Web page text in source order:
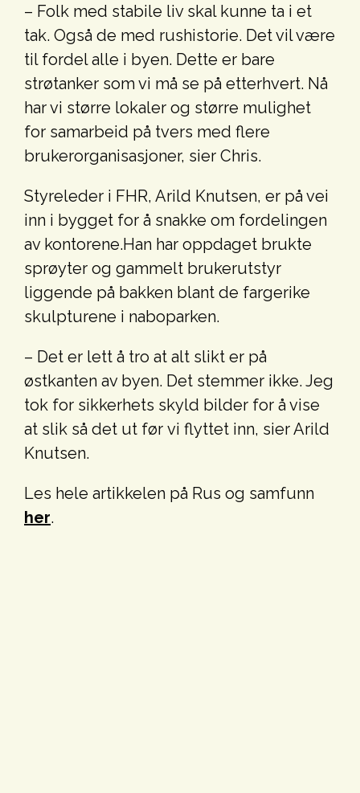
– Folk med stabile liv skal kunne ta i et
tak. Også de med rushistorie. Det vil være
til fordel alle i byen. Dette er bare
strøtanker som vi må se på etterhvert. Nå
har vi større lokaler og større mulighet
for samarbeid på tvers med flere
brukerorganisasjoner, sier Chris.
Styreleder i FHR, Arild Knutsen, er på vei
inn i bygget for å snakke om fordelingen
av kontorene.Han har oppdaget brukte
sprøyter og gammelt brukerutstyr
liggende på bakken blant de fargerike
skulpturene i naboparken.
– Det er lett å tro at alt slikt er på
østkanten av byen. Det stemmer ikke. Jeg
tok for sikkerhets skyld bilder for å vise
at slik så det ut før vi flyttet inn, sier Arild
Knutsen.
Les hele artikkelen på Rus og samfunn
her.